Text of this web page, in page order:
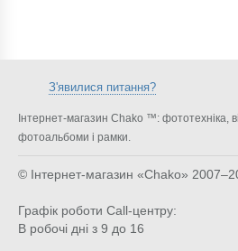
З'явилися питання?
Інтернет-магазин Chako ™: фототехніка,
фотоальбоми і рамки.
© Інтернет-магазин «Chako»
Графік роботи Call-центру:
В робочі дні з 9 до 16